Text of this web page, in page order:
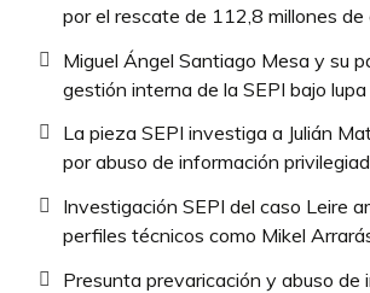
por el rescate de 112,8 millones de
Miguel Ángel Santiago Mesa y su
gestión interna de la SEPI bajo lupa
La pieza SEPI investiga a Julián
por abuso de información
Investigación SEPI del caso Leire
perfiles técnicos como Mikel
Presunta prevaricación y abuso de